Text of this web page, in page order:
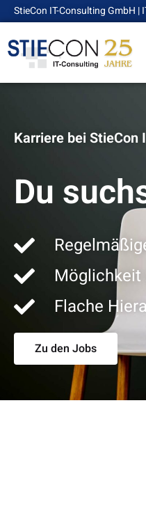
StieCon IT-Consulting GmbH
Karriere bei StieCon
Du
Flache
Zu den Jobs